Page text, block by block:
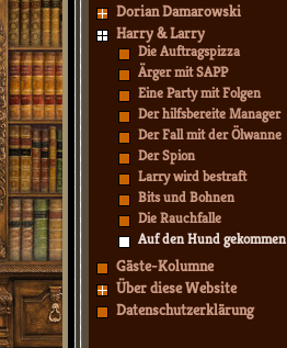
Dorian Damarowski
Harry & Larry
Die Auftragspizza
Ärger mit SAPP
Eine Party mit Folgen
Der hilfsbereite Manager
Der Fall mit der Ölwanne
Der Spion
Larry wird bestraft
Bits und Bohnen
Die Rauchfalle
Auf den Hund gekommen
Gäste-Kolumne
Über diese Website
Datenschutzerklärung